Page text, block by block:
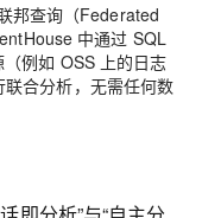
邦查询（Federated
中通过 SQL
例如 OSS 上的日志
合分析，无需任何数